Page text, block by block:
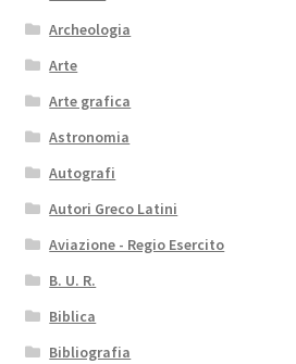
Archeologia
Arte
Arte grafica
Astronomia
Autografi
Autori Greco Latini
Aviazione - Regio Esercito
B. U. R.
Biblica
Bibliografia